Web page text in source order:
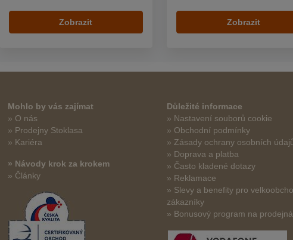
Zobrazit Zobrazit
Mohlo by vás zajímat
» O nás
» Prodejny Stoklasa
» Kariéra
» Návody krok za krokem
» Články
Důležité informace
» Nastavení souborů cookie
» Obchodní podmínky
» Zásady ochrany osobních
» Doprava a platba
» Často kladené dotazy
» Reklamace
» Slevy a benefity pro
zákazníky
» Bonusový program na